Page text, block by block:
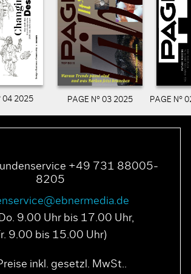
04 2025 PAGE N° 03 2025 PAGE N°
+49 731 88005-
8205
9.00 Uhr bis 17.00 Uhr,
9.00 bis 15.00 Uhr)
inkl. gesetzl. MwSt..